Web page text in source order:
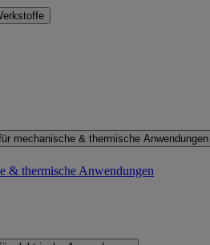
mechanische & thermische Anwendungen
& thermische Anwendungen